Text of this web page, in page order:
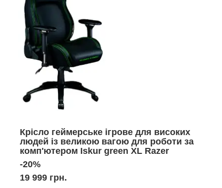
Крісло геймерське ігрове для високих
людей із великою вагою для роботи за
комп'ютером Iskur green XL Razer
-20%
19 999 грн.